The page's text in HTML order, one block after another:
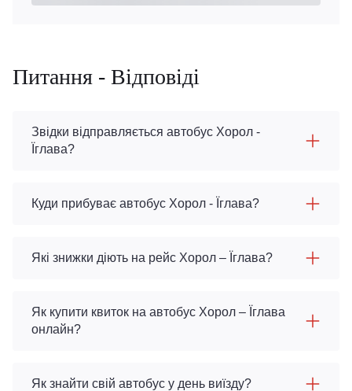
Питання - Відповіді
Звідки відправляється автобус Хорол -
Їглава?
Куди прибуває автобус Хорол - Їглава?
Які знижки діють на рейс Хорол – Їглава?
Як купити квиток на автобус Хорол – Їглава
онлайн?
Як знайти свій автобус у день виїзду?